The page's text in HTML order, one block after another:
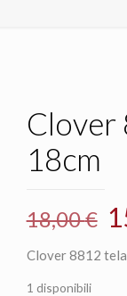
Clover
18cm
18,00€ Il
Clover 8812
1 disponibili